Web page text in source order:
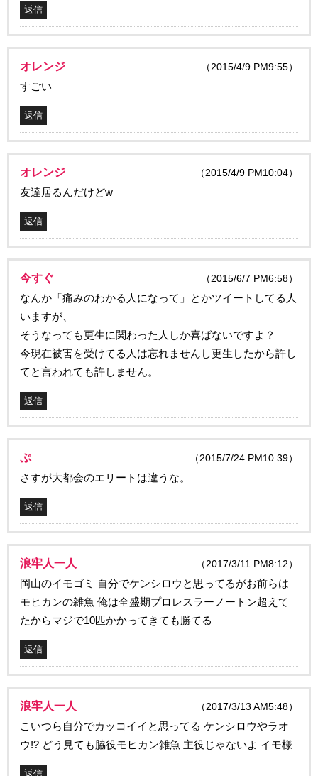
返信
オレンジ （2015/4/9 PM9:55）
すごい
返信
オレンジ （2015/4/9 PM10:04）
友達居るんだけどw
返信
今すぐ （2015/6/7 PM6:58）
なんか「痛みのわかる人になって」とかツイートしてる人
いますが、
そうなっても更生に関わった人しか喜ばないですよ？
今現在被害を受けてる人は忘れませんし更生したから許し
てと言われても許しません。
返信
ぷ （2015/7/24 PM10:39）
さすが大都会のエリートは違うな。
返信
浪牢人一人 （2017/3/11 PM8:12）
岡山のイモゴミ 自分でケンシロウと思ってるがお前らは
モヒカンの雑魚 俺は全盛期プロレスラーノートン超えて
たからマジで10匹かかってきても勝てる
返信
浪牢人一人 （2017/3/13 AM5:48）
こいつら自分でカッコイイと思ってる ケンシロウやラオ
ウ!? どう見ても脇役モヒカン雑魚 主役じゃないよ イモ様
返信